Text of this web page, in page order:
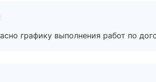
графику выполнения работ по